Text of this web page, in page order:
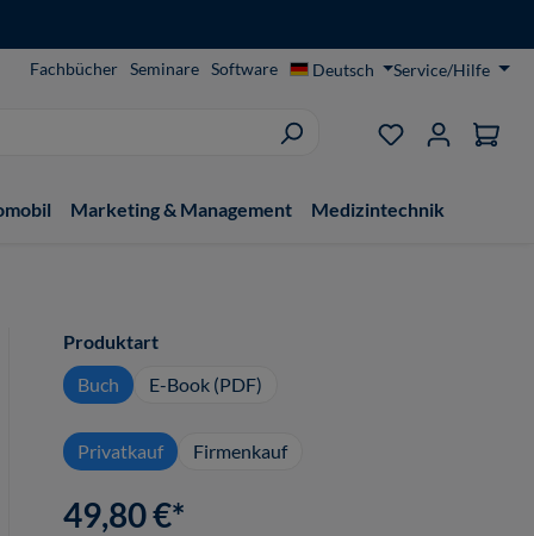
Fachbücher Seminare Software Deutsch Service/Hilfe
Du hast 0
Marketing & Management Medizintechnik
Produktartauswählen
Buch
E-Book (PDF)
Privatkauf Firmenkauf
49,80 €*